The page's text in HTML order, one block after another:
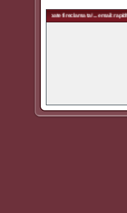
poate fi reclama ta! ... email: